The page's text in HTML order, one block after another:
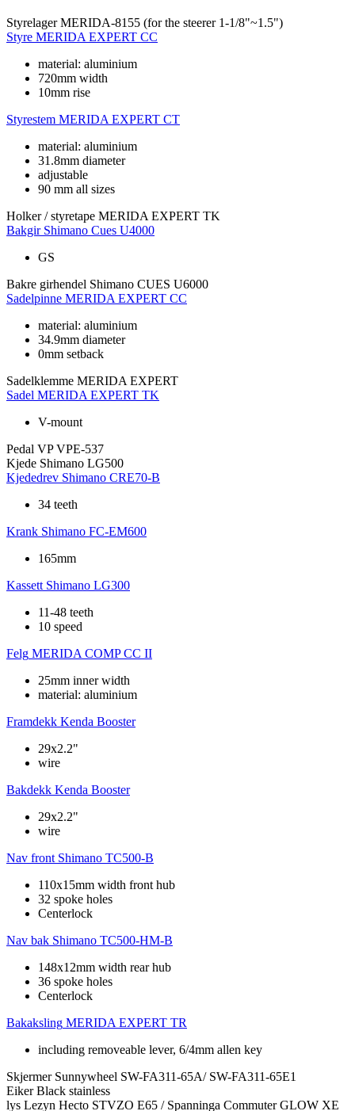
Styrelager MERIDA-8155 (for the steerer 1-1/8"~1.5")
Styre MERIDA EXPERT CC
material: aluminium
720mm width
10mm rise
Styrestem MERIDA EXPERT CT
material: aluminium
31.8mm diameter
adjustable
90 mm all sizes
Holker / styretape MERIDA EXPERT TK
Bakgir Shimano Cues U4000
GS
Bakre girhendel Shimano CUES U6000
Sadelpinne MERIDA EXPERT CC
material: aluminium
34.9mm diameter
0mm setback
Sadelklemme MERIDA EXPERT
Sadel MERIDA EXPERT TK
V-mount
Pedal VP VPE-537
Kjede Shimano LG500
Kjededrev Shimano CRE70-B
34 teeth
Krank Shimano FC-EM600
165mm
Kassett Shimano LG300
11-48 teeth
10 speed
Felg MERIDA COMP CC II
25mm inner width
material: aluminium
Framdekk Kenda Booster
29x2.2"
wire
Bakdekk Kenda Booster
29x2.2"
wire
Nav front Shimano TC500-B
110x15mm width front hub
32 spoke holes
Centerlock
Nav bak Shimano TC500-HM-B
148x12mm width rear hub
36 spoke holes
Centerlock
Bakaksling MERIDA EXPERT TR
including removeable lever, 6/4mm allen key
Skjermer Sunnywheel SW-FA311-65A/ SW-FA311-65E1
Eiker Black stainless
lys Lezyn Hecto STVZO E65 / Spanninga Commuter GLOW XE